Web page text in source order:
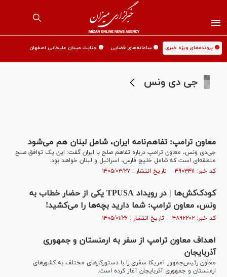
🟡 پرونده‌های ویژه خبری 🟡 سامانه‌های قضایی 🟡 جنایت میدان علیخانی اصفهان
جی دی ونس
معاون ترامپ: تفاهم‌نامه ایران، شامل لبنان هم می‌شود
جی‌دی ونس، معاون ترامپ درباره تفاهم صلح با ایران گفت: این یک توافق صلح
منطقه‌ای است که شامل خلیج فارس، اسرائیل و لبنان خواهد بود.
کد خبر: ۴۹۰۳۴۱۱ تاریخ انتشار : ۱۴۰۵/۰۳/۲۷
کودک‌کش‌ها | در رویداد TPUSA یکی از حضار خطاب به
ونس، معاون ترامپ: شما دارید بچه‌ها را می‌کشید!
کد خبر: ۴۸۹۲۲۰۲ تاریخ انتشار : ۱۴۰۵/۰۱/۲۶
اهداف معاون ترامپ از سفر به ارمنستان و جمهوری
آذربایجان
معاون رئیس‌جمهور آمریکا سفری را با دستورکار‌های مختلف به کشور‌های
ارمنستان و جمهوری آذربایجان آغاز کرده است.